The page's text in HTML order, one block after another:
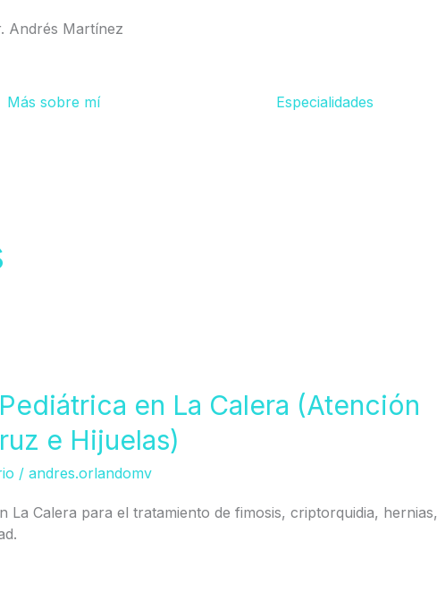
Andrés Martínez
Más sobre mí Especialidades
en La Calera (Atención
e Hijuelas)
/ andres.orlandomv
La Calera para el tratamiento de fimosis, criptorquidia, hernias,